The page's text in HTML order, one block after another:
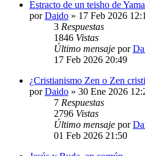
Estracto de un teisho de
porDaido » 17 Feb 2026
3 Respuestas
1846 Vistas
Último mensaje por
17 Feb 2026 20:49
¿Cristianismo Zen o Zen
porDaido » 30 Ene 2026
7 Respuestas
2796 Vistas
Último mensaje por
01 Feb 2026 21:50